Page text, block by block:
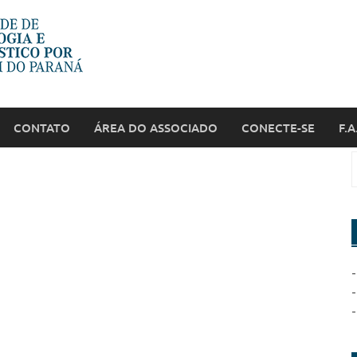
CONTATO ÁREA DO ASSOCIADO CONECTE-SE